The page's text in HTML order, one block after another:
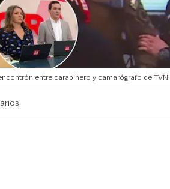
entre carabinero y camarógrafo de TVN.